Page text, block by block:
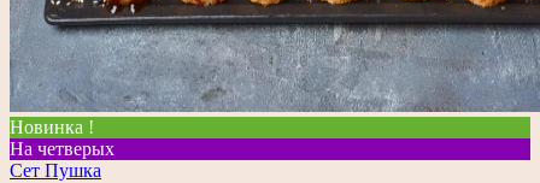
Новинка !
На четверых
Сет Пушка